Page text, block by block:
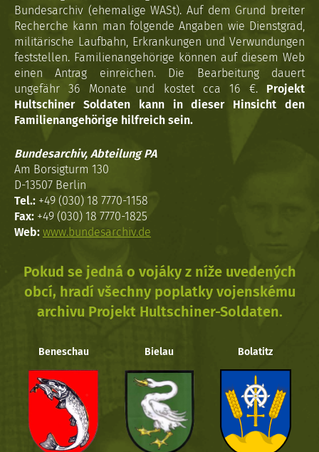
Bundesarchiv (ehemalige WASt). Auf dem Grund breiter
Recherche kann man folgende Angaben wie Dienstgrad,
militärische Laufbahn, Erkrankungen und Verwundungen
feststellen. Familienangehörige können auf diesem Web
einen Antrag einreichen. Die Bearbeitung dauert
ungefähr 36 Monate und kostet cca 16 €. Projekt
Hultschiner Soldaten kann in dieser Hinsicht den
Familienangehörige hilfreich sein.
Bundesarchiv, Abteilung PA
Am Borsigturm 130
D-13507 Berlin
Tel.: +49 (030) 18 7770-1158
Fax: +49 (030) 18 7770-1825
Web: www.bundesarchiv.de
Pokud se jedná o vojáky z níže uvedených
obcí, hradí všechny poplatky vojenskému
archivu Projekt Hultschiner-Soldaten.
Beneschau Bielau Bolatitz